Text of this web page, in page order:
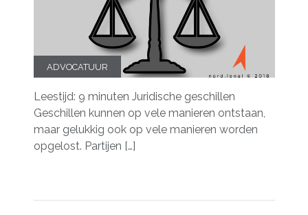
ADVOCATUUR
Leestijd: 9 minuten Juridische geschillen
Geschillen kunnen op vele manieren ontstaan,
maar gelukkig ook op vele manieren worden
opgelost. Partijen […]